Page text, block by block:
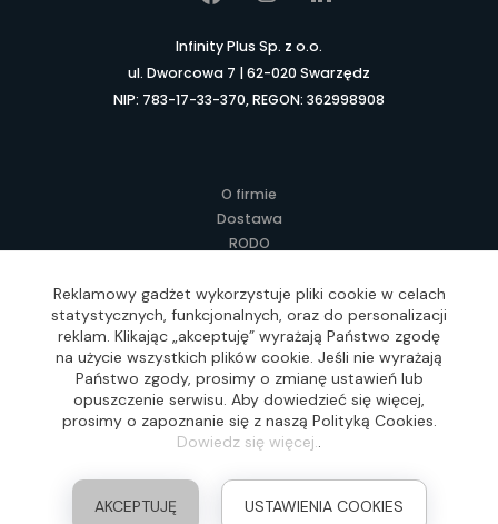
Infinity Plus Sp. z o.o.
ul. Dworcowa 7 | 62-020 Swarzędz
NIP: 783-17-33-370, REGON: 362998908
O firmie
Dostawa
RODO
Regulamin
Lokalne Gadżety Reklamowe
Jak zamawiać?
Słownik pojęć
FAQ
Realizacja: Idea4Me.pl, Wszelkie prawa zastrzeżone
Reklamowy gadżet wykorzystuje pliki cookie w celach
statystycznych, funkcjonalnych, oraz do personalizacji
reklam. Klikając „akceptuję” wyrażają Państwo zgodę
na użycie wszystkich plików cookie. Jeśli nie wyrażają
Państwo zgody, prosimy o zmianę ustawień lub
opuszczenie serwisu. Aby dowiedzieć się więcej,
prosimy o zapoznanie się z naszą Polityką Cookies.
Dowiedz się więcej..
AKCEPTUJĘ USTAWIENIA COOKIES